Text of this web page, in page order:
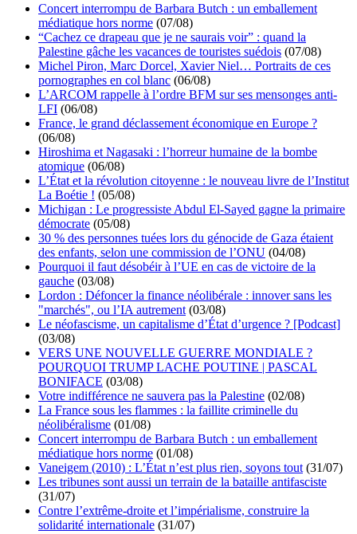
Concert interrompu de Barbara Butch : un emballement
médiatique hors norme (07/08)
“Cachez ce drapeau que je ne saurais voir” : quand la
Palestine gâche les vacances de touristes suédois (07/08)
Michel Piron, Marc Dorcel, Xavier Niel… Portraits de ces
pornographes en col blanc (06/08)
L’ARCOM rappelle à l’ordre BFM sur ses mensonges anti-
LFI (06/08)
France, le grand déclassement économique en Europe ?
(06/08)
Hiroshima et Nagasaki : l’horreur humaine de la bombe
atomique (06/08)
L’État et la révolution citoyenne : le nouveau livre de l’Institut
La Boétie ! (05/08)
Michigan : Le progressiste Abdul El-Sayed gagne la primaire
démocrate (05/08)
30 % des personnes tuées lors du génocide de Gaza étaient
des enfants, selon une commission de l’ONU (04/08)
Pourquoi il faut désobéir à l’UE en cas de victoire de la
gauche (03/08)
Lordon : Défoncer la finance néolibérale : innover sans les
"marchés", ou l’IA autrement (03/08)
Le néofascisme, un capitalisme d’État d’urgence ? [Podcast]
(03/08)
VERS UNE NOUVELLE GUERRE MONDIALE ?
POURQUOI TRUMP LACHE POUTINE | PASCAL
BONIFACE (03/08)
Votre indifférence ne sauvera pas la Palestine (02/08)
La France sous les flammes : la faillite criminelle du
néolibéralisme (01/08)
Concert interrompu de Barbara Butch : un emballement
médiatique hors norme (01/08)
Vaneigem (2010) : L’État n’est plus rien, soyons tout (31/07)
Les tribunes sont aussi un terrain de la bataille antifasciste
(31/07)
Contre l’extrême-droite et l’impérialisme, construire la
solidarité internationale (31/07)